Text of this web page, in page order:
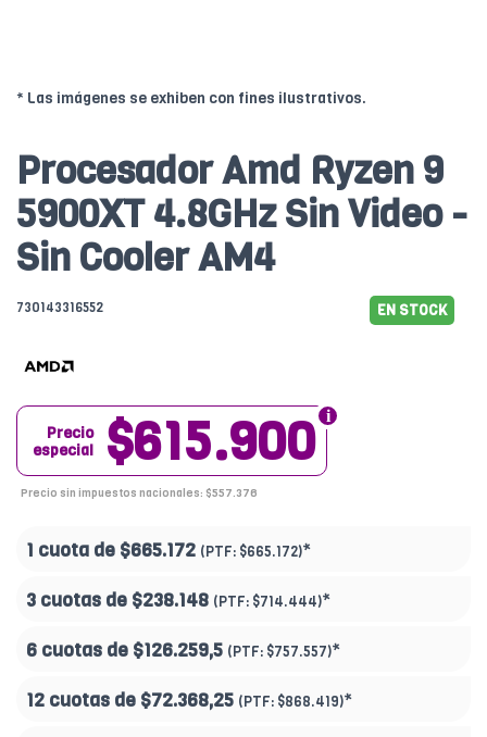
* Las imágenes se exhiben con fines ilustrativos.
Procesador Amd Ryzen 9
5900XT 4.8GHz Sin Video -
Sin Cooler AM4
730143316552 EN STOCK
$615.900
Precio
especial
Precio sin impuestos nacionales: $557.376
1 cuota de $665.172 (PTF: $665.172)*
3 cuotas de $238.148 (PTF: $714.444)*
6 cuotas de $126.259,5 (PTF: $757.557)*
12 cuotas de $72.368,25 (PTF: $868.419)*